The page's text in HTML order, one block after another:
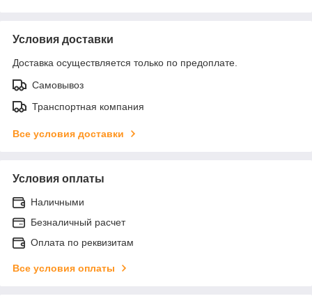
Условия доставки
Доставка осуществляется только по предоплате.
Самовывоз
Транспортная компания
Все условия доставки
Условия оплаты
Наличными
Безналичный расчет
Оплата по реквизитам
Все условия оплаты